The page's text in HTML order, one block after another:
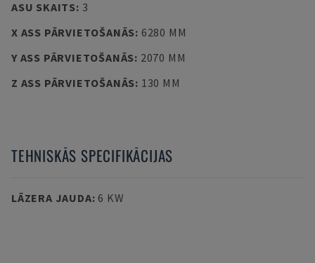
ASU SKAITS: 3
X ASS PĀRVIETOŠANĀS: 6280 MM
Y ASS PĀRVIETOŠANĀS: 2070 MM
Z ASS PĀRVIETOŠANĀS: 130 MM
TEHNISKĀS SPECIFIKĀCIJAS
LĀZERA JAUDA: 6 KW